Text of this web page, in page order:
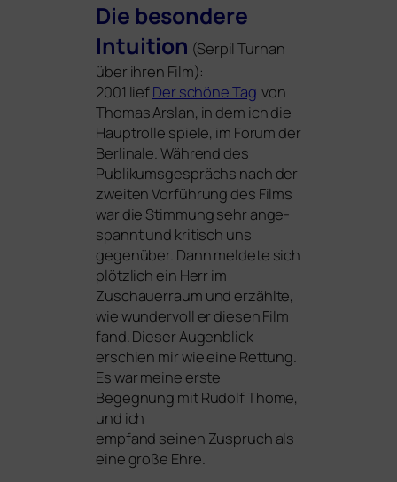
Die beson­de­re
Intuition (Serpil Turhan
über ihren Film):
2001 liefDer schö­ne Tag von
Thomas Arslan, in dem ich die
Hauptrolle spie­le, im Forum der
Berlinale. Während des
Publikumsgesprächs nach der
zwei­ten Vorführung des Films
war die Stimmung sehr ange­
spannt und kri­tisch uns
gegen­über. Dann mel­de­te sich
plötz­lich ein Herr im
Zuschauerraum und erzähl­te,
wie wun­der­voll er die­sen Film
fand. Dieser Augenblick
erschien mir wie eine Rettung.
Es war mei­ne ers­te
Begegnung mit Rudolf Thome,
und ich
emp­fand sei­nen Zuspruch als
eine gro­ße Ehre.